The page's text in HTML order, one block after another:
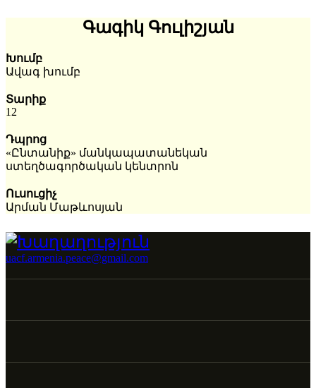
Գագիկ Գուլիշյան
Խումբ
Ավագ խումբ
Տարիք
12
Դպրոց
«Ընտանիք» մանկապատանեկան
ստեղծագործական կենտրոն
Ուսուցիչ
Արման Մաթևոսյան
uacf.armenia.peace@gmail.com